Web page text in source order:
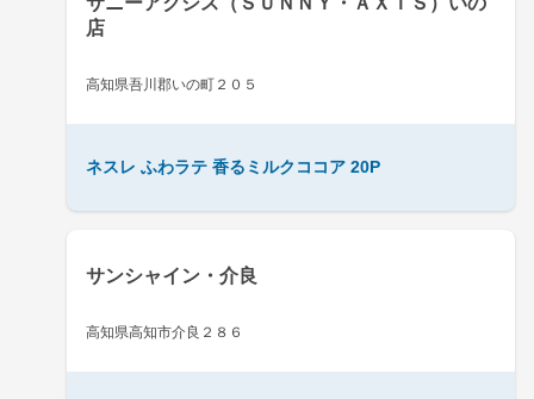
店
高知県吾川郡いの町２０５
ネスレ ふわラテ 香るミルクココア 20P
サンシャイン・介良
高知県高知市介良２８６